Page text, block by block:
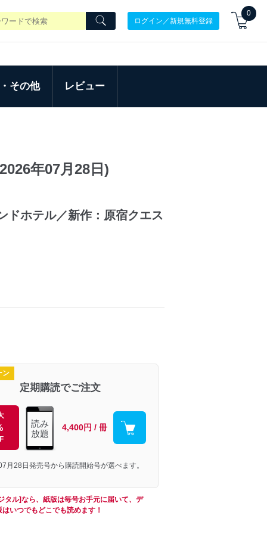
ログイン／新規無料登録
0
その他 レビュー
年07月28日)
ドホテル／新作：原宿クエス
ン
定期購読でご注文
読み
放題
4,400円 / 冊
月28日発売号から購読開始号が選べます。
タル]なら、紙版は毎号お手元に届いて、デ
はいつでもどこでも読めます！